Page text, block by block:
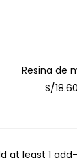
Resina de
S/18.60
at least 1